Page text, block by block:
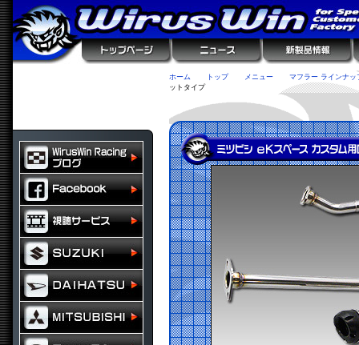
ホーム トップ メニュー
マフラー ラインナッ
ットタイプ